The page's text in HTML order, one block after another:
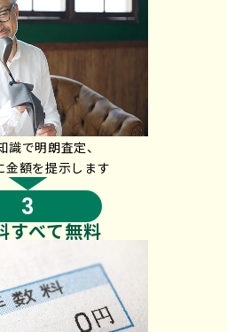
識で明朗査定、
金額を提示します
3
すべて無料